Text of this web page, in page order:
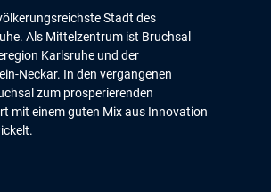
Stadt des
Als Mittelzentrum ist Bruchsal
Karlsruhe und der
Neckar. In den vergangenen
zum prosperierenden
mit einem guten Mix aus Innovation